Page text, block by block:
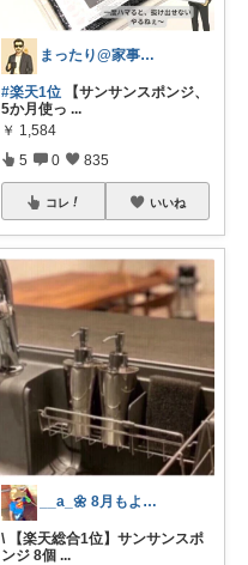
まったり@家事ラク時短アイテム
#楽天1位 【サンサンスポンジ、
5か月使っ ...
￥ 1,584
5 0 835
コレ いいね
__a_🌼 8月もよろしくです⭐︎
\ 【楽天総合1位】サンサンスポ
ンジ 8個 ...